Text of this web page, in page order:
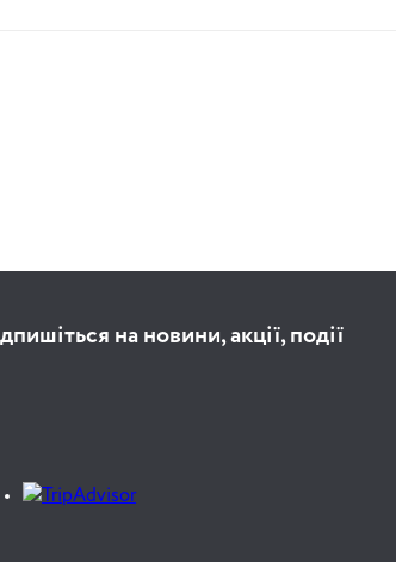
на новини, акції, події